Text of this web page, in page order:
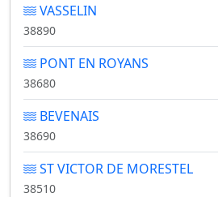
VASSELIN
38890
PONT EN ROYANS
38680
BEVENAIS
38690
ST VICTOR DE MORESTEL
38510